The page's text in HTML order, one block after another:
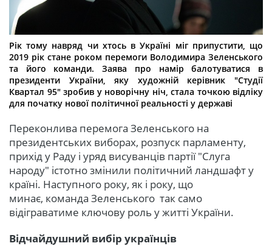
Рік тому навряд чи хтось в Україні міг припустити, що
2019 рік стане роком перемоги Володимира Зеленського
та його команди. Заява про намір балотуватися в
президенти України, яку художній керівник "Студії
Квартал 95" зробив у новорічну ніч, стала точкою відліку
для початку нової політичної реальності у державі
Переконлива перемога Зеленського на
президентських виборах, розпуск парламенту,
прихід у Раду і уряд висуванців партії "Слуга
народу" істотно змінили політичний ландшафт у
країні. Наступного року, як і року, що
минає, команда Зеленського так само
відіграватиме ключову роль у житті України.
Відчайдушний вибір українців